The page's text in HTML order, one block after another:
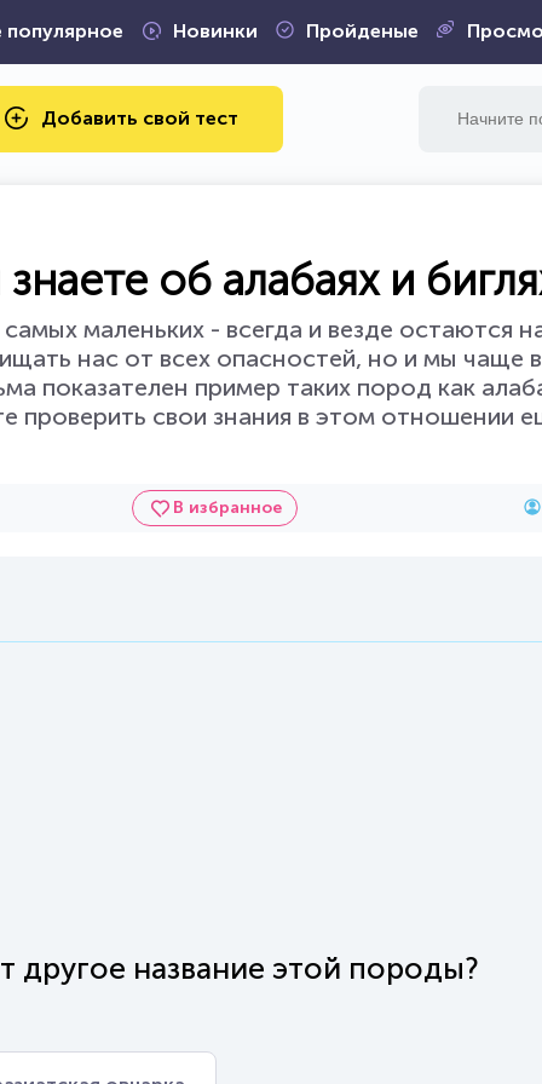
Новинки Пройденые
Добавить свой тест
об алабаях и
маленьких - всегда и везде остаются
нас от всех опасностей, но и мы чаще
показателен пример таких пород как
проверить свои знания в этом отношении
В избранное
другое название этой породы?